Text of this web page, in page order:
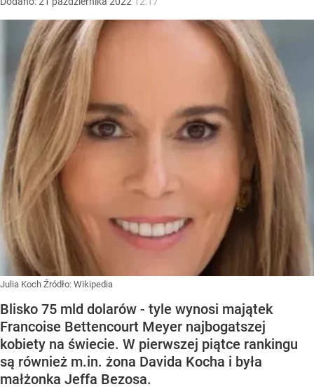
Julia Koch Źródło: Wikipedia
Blisko 75 mld dolarów - tyle wynosi majątek
Francoise Bettencourt Meyer najbogatszej
kobiety na świecie. W pierwszej piątce rankingu
są również m.in. żona Davida Kocha i była
małżonka Jeffa Bezosa.